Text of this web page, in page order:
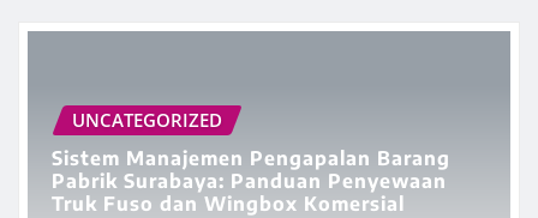
UNCATEGORIZED
Sistem Manajemen Pengapalan Barang
Pabrik Surabaya: Panduan Penyewaan
Truk Fuso dan Wingbox Komersial